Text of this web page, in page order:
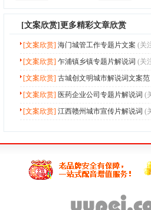
[文案欣赏]更多精彩文章欣赏
[文案欣赏] 海门城管工作专题片文案 (关
[文案欣赏] 乍浦镇乡镇专题片解说词 (关
[文案欣赏] 古城创文明城市解说词文案范
[文案欣赏] 医药企业公司专题片解说词 (
[文案欣赏] 江西赣州城市宣传片解说词 (